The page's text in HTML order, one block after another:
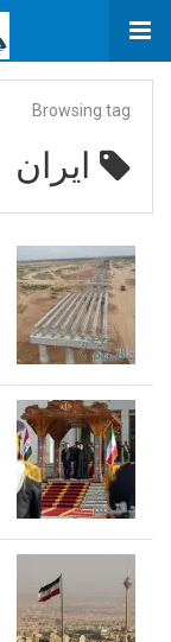
Browsing tag
ايران